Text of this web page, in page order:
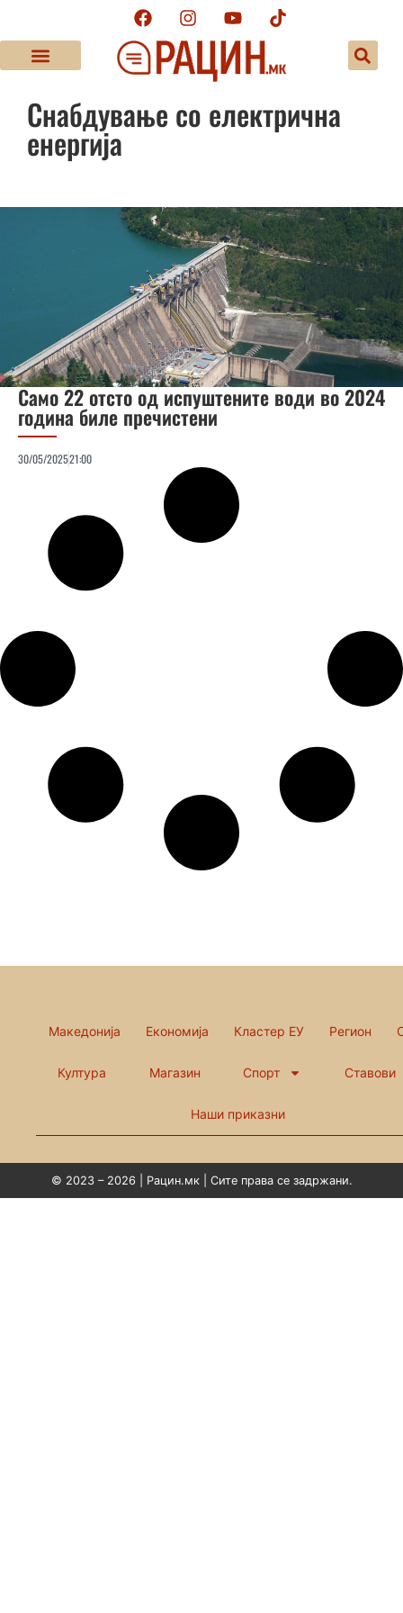
Снабдување со електрична
енергија
Само 22 отсто од испуштените води во 2024
година биле пречистени
30/05/202521:00
Македонија Економија Кластер ЕУ Регион
Култура Магазин Спорт Ставови
Наши приказни
© 2023 – 2026 | Рацин.мк | Сите права се задржани.